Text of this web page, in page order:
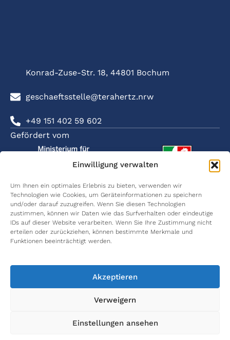
Einwilligung verwalten
Um Ihnen ein optimales Erlebnis zu bieten, verwenden wir
Technologien wie Cookies, um Geräteinformationen zu speichern
und/oder darauf zuzugreifen. Wenn Sie diesen Technologien
zustimmen, können wir Daten wie das Surfverhalten oder eindeutige
IDs auf dieser Website verarbeiten. Wenn Sie Ihre Zustimmung nicht
erteilen oder zurückziehen, können bestimmte Merkmale und
Funktionen beeinträchtigt werden.
Akzeptieren
Verweigern
Einstellungen ansehen
Konrad-Zuse-Str. 18, 44801 Bochum
geschaeftsstelle@terahertz.nrw
+49 151 402 59 602
Gefördert vom
ÜBER
terahertz.NRW
Netzwerkpartner
FORSCHUNG
Kommunikation
& Lokalisierung
Materialcharakterisierung
Umweltmonitoring
KARRIERE
Karriere
International
Graduate
in Thz
KOMMUNIKATION
Wissenschaftliche
Publikationen
Alle Rechte vorbehalten ©2024 terahertz.NRW